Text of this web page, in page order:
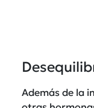
Además de la